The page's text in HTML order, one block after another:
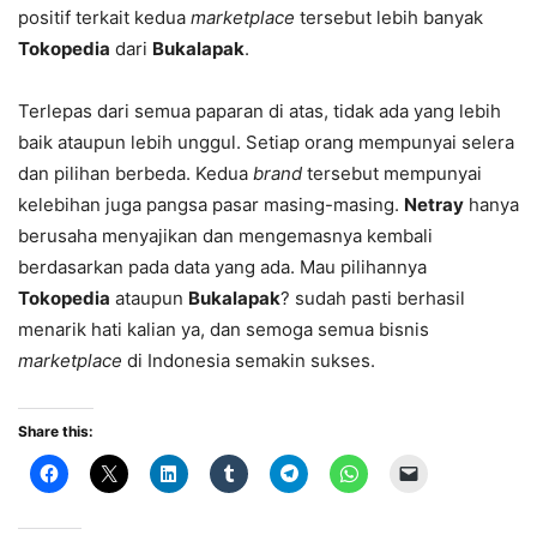
positif terkait kedua marketplace tersebut lebih banyak
Tokopedia dari Bukalapak.
Terlepas dari semua paparan di atas, tidak ada yang lebih
baik ataupun lebih unggul. Setiap orang mempunyai selera
dan pilihan berbeda. Kedua brand tersebut mempunyai
kelebihan juga pangsa pasar masing-masing. Netray hanya
berusaha menyajikan dan mengemasnya kembali
berdasarkan pada data yang ada. Mau pilihannya
Tokopedia ataupun Bukalapak? sudah pasti berhasil
menarik hati kalian ya, dan semoga semua bisnis
marketplace di Indonesia semakin sukses.
Share this: